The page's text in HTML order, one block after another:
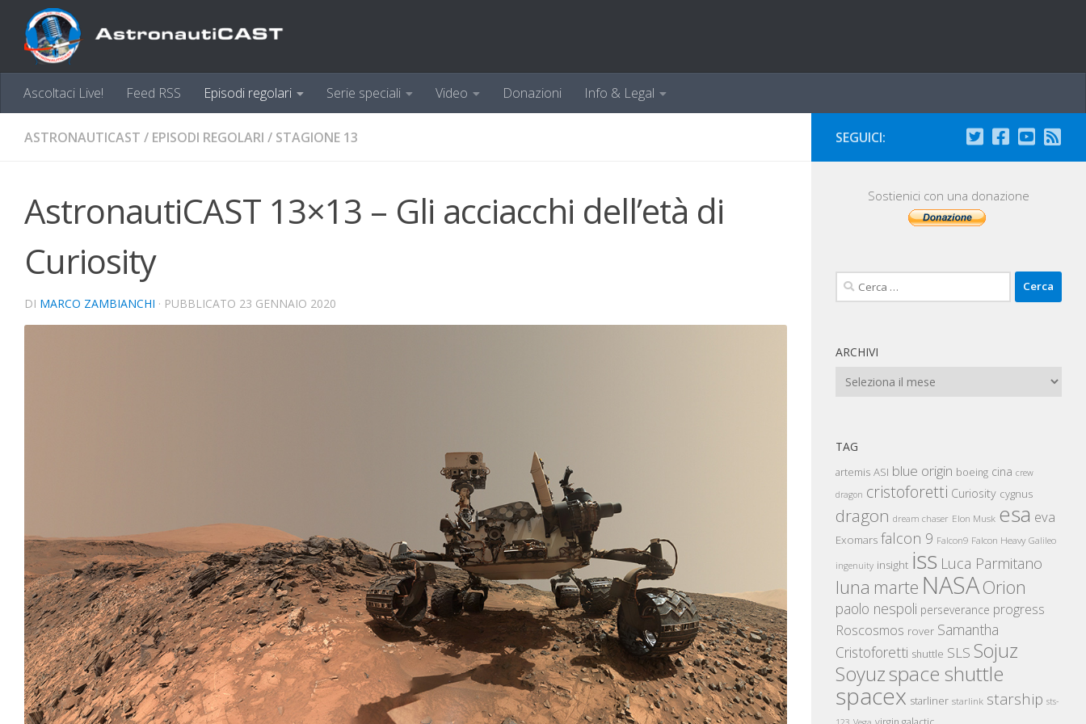
Sotto il contenuto
Ascoltaci Live! Feed RSS Episodi regolari Serie speciali Video Donazioni Info & Legal
ASTRONAUTICAST / EPISODI REGOLARI / STAGIONE 13
AstronautiCAST 13×13 – Gli acciacchi dell’età di
Curiosity
DI MARCO ZAMBIANCHI · PUBBLICATO 23 GENNAIO 2020
SEGUICI:
Sostienici con una donazione
Ricerca
per:
ARCHIVI
Archivi
TAG
artemis ASI blue origin boeing cina crew
dragon cristoforetti Curiosity cygnus
dragon dream chaser Elon Musk esa eva
Exomars falcon 9 Falcon9 Falcon Heavy Galileo
ingenuity insight iss Luca Parmitano
luna marte NASAOrion
paolo nespoli perseverance progress
Roscosmos rover Samantha
Cristoforetti shuttle SLS Sojuz
Soyuzspace shuttle
spacex starliner starlink starship sts-